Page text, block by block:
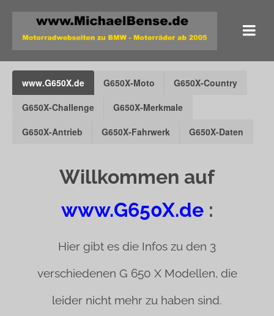
www.G650X.de G650X-Moto
G650X-Country
G650X-Challenge
G650X-Merkmale
G650X-Antrieb
G650X-Fahrwerk G650X-Daten
Willkommen auf
www.G650X.de:
Hier gibt es die Infos zu den 3
verschiedenen G 650 X Modellen, die
leider nicht mehr zu haben sind.